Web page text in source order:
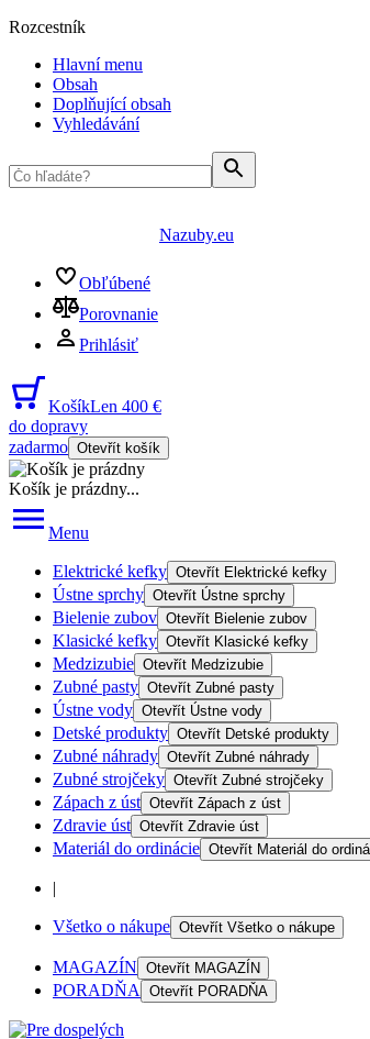
Rozcestník
Hlavní menu
Obsah
Doplňující obsah
Vyhledávání
Nazuby.eu
Obľúbené
Porovnanie
Prihlásiť
KošíkLen 400 €
do dopravy
zadarmo Otevřít košík
Košík je prázdny...
Menu
Elektrické kefky Otevřít Elektrické kefky
Ústne sprchy Otevřít Ústne sprchy
Bielenie zubov Otevřít Bielenie zubov
Klasické kefky Otevřít Klasické kefky
Medzizubie Otevřít Medzizubie
Zubné pasty Otevřít Zubné pasty
Ústne vody Otevřít Ústne vody
Detské produkty Otevřít Detské produkty
Zubné náhrady Otevřít Zubné náhrady
Zubné strojčeky Otevřít Zubné strojčeky
Zápach z úst Otevřít Zápach z úst
Zdravie úst Otevřít Zdravie úst
Materiál do ordinácie Otevřít Materiál do
|
Všetko o nákupe Otevřít Všetko o nákupe
MAGAZÍN Otevřít MAGAZÍN
PORADŇA Otevřít PORADŇA